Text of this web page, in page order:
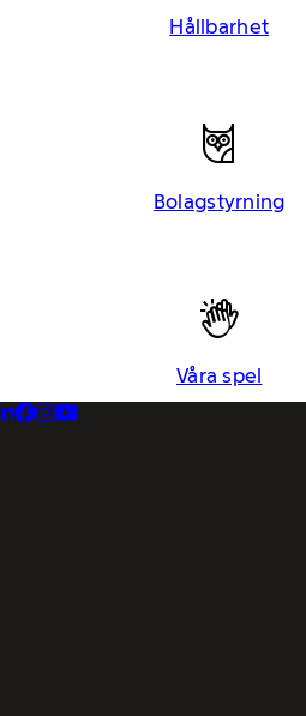
Hållbarhet
Bolagstyrning
Våra spel